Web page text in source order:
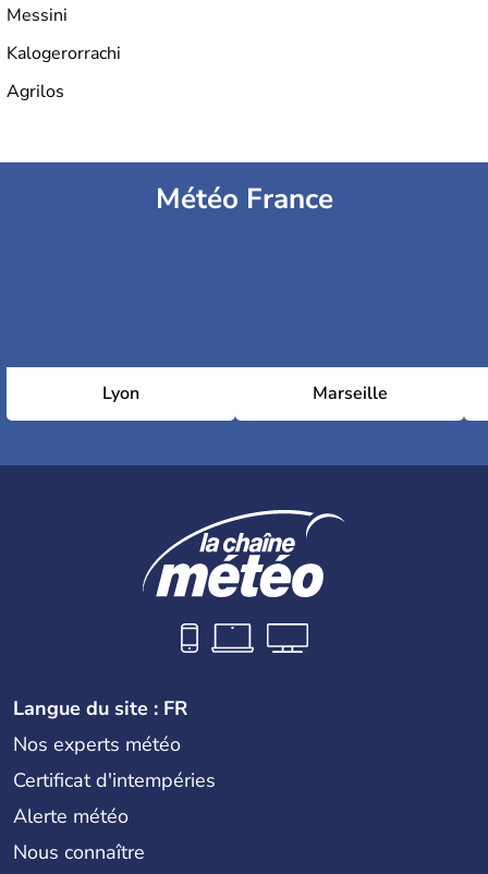
Messini
Kalogerorrachi
Agrilos
Météo France
Lyon Marseille
Langue du site : FR
Nos experts météo
Certificat d'intempéries
Alerte météo
Nous connaître